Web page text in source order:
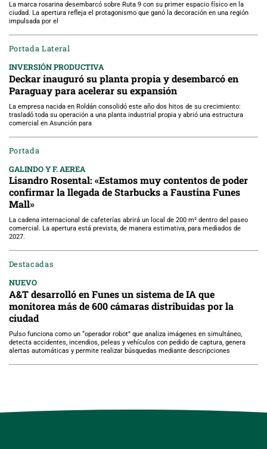
La marca rosarina desembarcó sobre Ruta 9 con su primer espacio físico en la
ciudad. La apertura refleja el protagonismo que ganó la decoración en una región
impulsada por el
Portada Lateral
INVERSIÓN PRODUCTIVA
Deckar inauguró su planta propia y desembarcó en
Paraguay para acelerar su expansión
La empresa nacida en Roldán consolidó este año dos hitos de su crecimiento:
trasladó toda su operación a una planta industrial propia y abrió una estructura
comercial en Asunción para
Portada
GALINDO Y F. AEREA
Lisandro Rosental: «Estamos muy contentos de poder
confirmar la llegada de Starbucks a Faustina Funes
Mall»
La cadena internacional de cafeterías abrirá un local de 200 m² dentro del paseo
comercial. La apertura está prevista, de manera estimativa, para mediados de
2027.
Destacadas
NUEVO
A&T desarrolló en Funes un sistema de IA que
monitorea más de 600 cámaras distribuidas por la
ciudad
Pulso funciona como un “operador robot” que analiza imágenes en simultáneo,
detecta accidentes, incendios, peleas y vehículos con pedido de captura, genera
alertas automáticas y permite realizar búsquedas mediante descripciones